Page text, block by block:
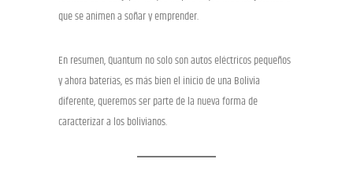
que se animen a soñar y emprender.
En resumen, Quantum no solo son autos eléctricos pequeños
y ahora baterías, es más bien el inicio de una Bolivia
diferente, queremos ser parte de la nueva forma de
caracterizar a los bolivianos.